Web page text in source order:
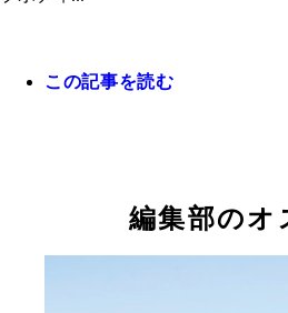
『新乳生いらっしゃ～
奈、和地つかさ、橋本
（税込） 2015年6月刊
グラビアアイドルたち
『噂の煩悩カップを肉
価格／1320円（税込）
した和地つかさの本格
破壊力満点のバストシ
この記事を読む
編集部のオ